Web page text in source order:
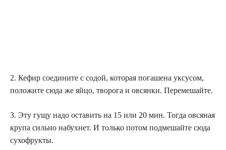
2. Кефир соедините с содой, которая погашена уксусом,
положите сюда же яйцо, творога и овсянки. Перемешайте.
3. Эту гущу надо оставить на 15 или 20 мин. Тогда овсяная
крупа сильно набухнет. И только потом подмешайте сюда
сухофрукты.